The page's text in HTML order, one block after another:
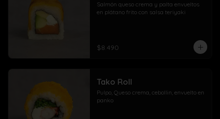
Salmón queso crema y palta envueltos
en plátano frito con salsa teriyaki
$8.490
Tako Roll
Pulpo, Queso crema, cebollin, envuelto en
panko